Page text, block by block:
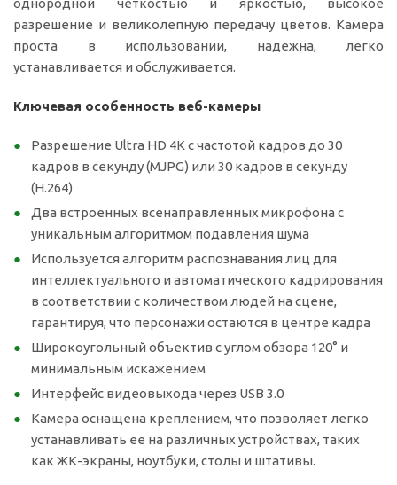
однородной четкостью и яркостью, высокое
разрешение и великолепную передачу цветов. Камера
проста в использовании, надежна, легко
устанавливается и обслуживается.
Ключевая особенность веб-камеры
Разрешение Ultra HD 4K с частотой кадров до 30
кадров в секунду (MJPG) или 30 кадров в секунду
(H.264)
Два встроенных всенаправленных микрофона с
уникальным алгоритмом подавления шума
Используется алгоритм распознавания лиц для
интеллектуального и автоматического кадрирования
в соответствии с количеством людей на сцене,
гарантируя, что персонажи остаются в центре кадра
Широкоугольный объектив с углом обзора 120° и
минимальным искажением
Интерфейс видеовыхода через USB 3.0
Камера оснащена креплением, что позволяет легко
устанавливать ее на различных устройствах, таких
как ЖК-экраны, ноутбуки, столы и штативы.